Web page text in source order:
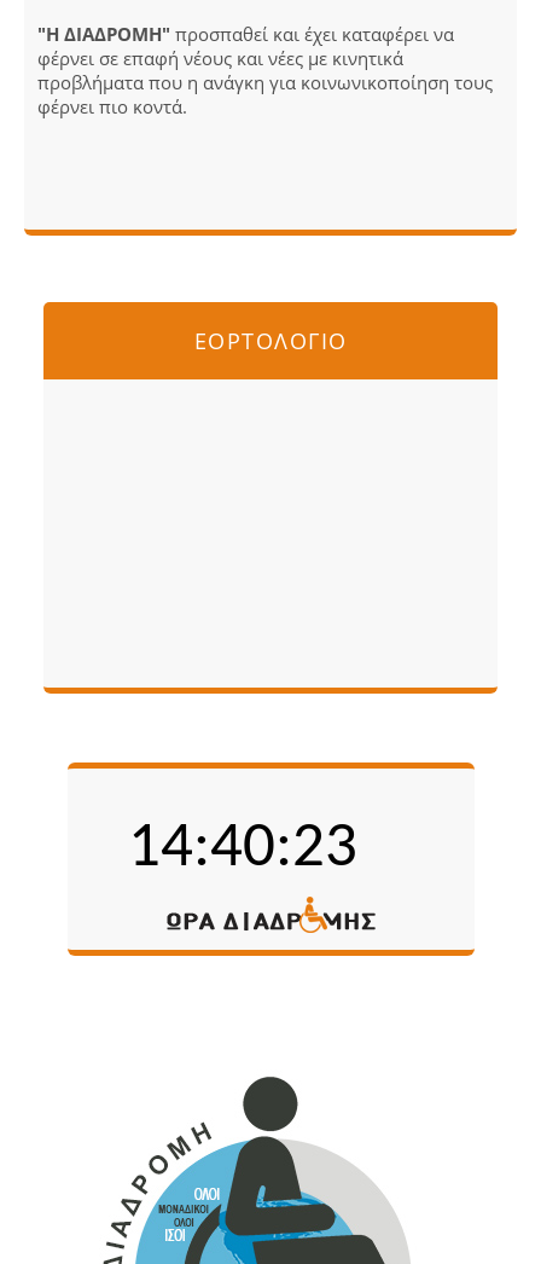
"Η ΔΙΑΔΡΟΜΗ" προσπαθεί και έχει καταφέρει να
φέρνει σε επαφή νέους και νέες με κινητικά
προβλήματα που η ανάγκη για κοινωνικοποίηση τους
φέρνει πιο κοντά.
ΕΟΡΤΟΛΟΓΙΟ